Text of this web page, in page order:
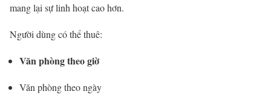
mang lại sự linh hoạt cao hơn.
Người dùng có thể thuê:
Văn phòng theo giờ
Văn phòng theo ngày